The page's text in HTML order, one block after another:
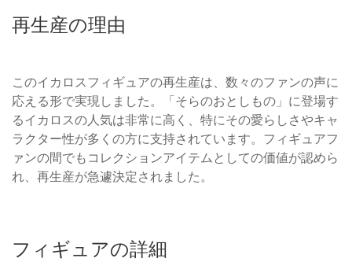
再生産の理由
このイカロスフィギュアの再生産は、数々のファンの声に
応える形で実現しました。「そらのおとしもの」に登場す
るイカロスの人気は非常に高く、特にその愛らしさやキャ
ラクター性が多くの方に支持されています。フィギュアフ
ァンの間でもコレクションアイテムとしての価値が認めら
れ、再生産が急遽決定されました。
フィギュアの詳細